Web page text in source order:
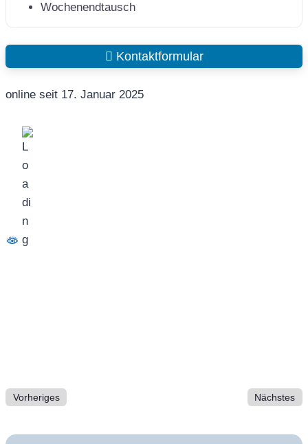
Wochenendtausch
Kontaktformular
online seit 17. Januar 2025
Vorheriges Nächstes